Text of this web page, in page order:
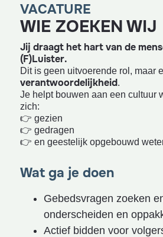
VACATURE
WIE ZOEKEN WIJ
Jij draagt het hart van de
(F)Luister.
Dit is geen uitvoerende rol, maar
verantwoordelijkheid.
Je helpt bouwen aan een cultuur
zich:
👉 gezien
👉 gedragen
👉 en geestelijk opgebouwd
Wat ga je doen
Gebedsvragen zoeken
onderscheiden en
Actief bidden voor